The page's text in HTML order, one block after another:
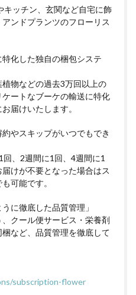
キッチン、玄関など自宅に飾
ンドプランツのフローリス
特化した独自の梱包システ
物などの過去3万回以上の
ートなブーケの輸送に特化
届けいたします。
やスキップがいつでもでき
、2週間に1回、4週間に1
けが不要となった場合はス
可能です。
に徹底した品質管理」
クール便サービス・栄養剤
など、品質管理を徹底して
subscription-flower